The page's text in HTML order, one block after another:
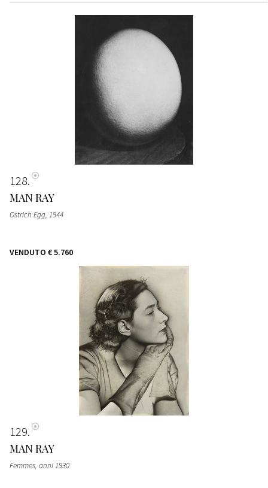
128
MAN RAY
Ostrich Egg, 1944
VENDUTO € 5.760
129
MAN RAY
Femmes, anni 1930